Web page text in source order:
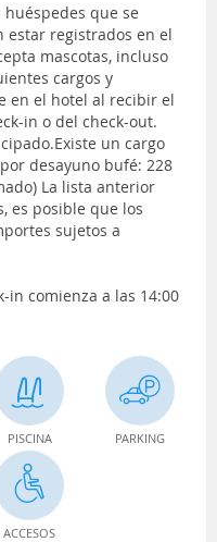
huéspedes que se
estar registrados en el
mascotas, incluso
cargos y
en el hotel al recibir el
in o del check-out.
un cargo
desayuno bufé: 228
La lista anterior
es posible que los
sujetos a
in comienza a las 14:00
PISCINA PARKING
ACCESOS